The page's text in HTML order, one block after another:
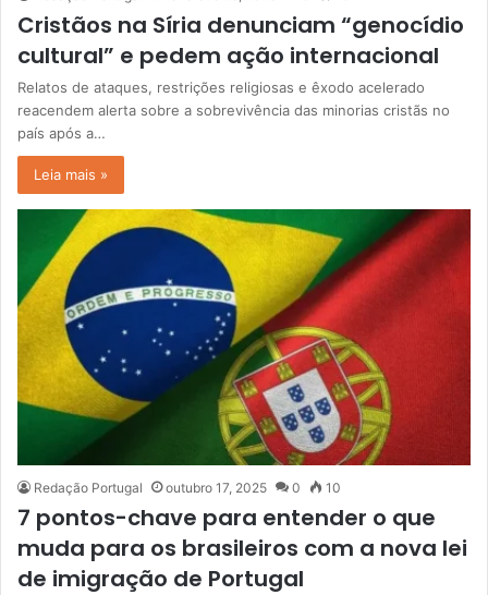
Cristãos na Síria denunciam “genocídio
cultural” e pedem ação internacional
Relatos de ataques, restrições religiosas e êxodo acelerado
reacendem alerta sobre a sobrevivência das minorias cristãs no
país após a…
Leia mais »
Redação Portugal outubro 17, 2025 0 10
7 pontos-chave para entender o que
muda para os brasileiros com a nova lei
de imigração de Portugal